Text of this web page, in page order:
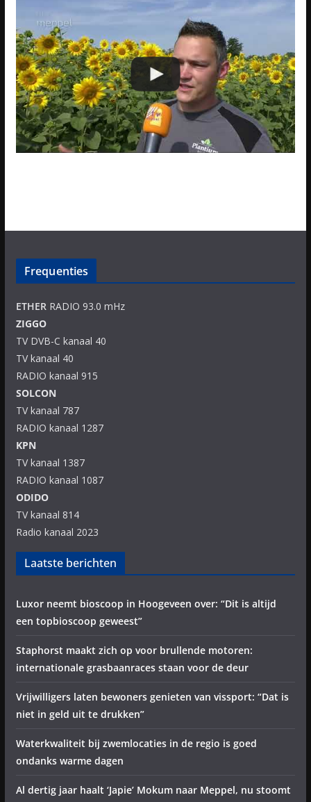
Frequenties
ETHERRADIO 93.0 mHz
ZIGGO
TV DVB-C kanaal 40
TV kanaal 40
RADIO kanaal 915
SOLCON
TV kanaal 787
RADIO kanaal 1287
KPN
TV kanaal 1387
RADIO kanaal 1087
ODIDO
TV kanaal 814
Radio kanaal 2023
Laatste berichten
Luxor neemt bioscoop in Hoogeveen over: “Dit is altijd
een topbioscoop geweest”
Staphorst maakt zich op voor brullende motoren:
internationale grasbaanraces staan voor de deur
Vrijwilligers laten bewoners genieten van vissport: “Dat is
niet in geld uit te drukken”
Waterkwaliteit bij zwemlocaties in de regio is goed
ondanks warme dagen
Al dertig jaar haalt ‘Japie’ Mokum naar Meppel, nu stoomt